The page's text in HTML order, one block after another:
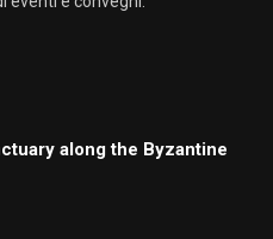
along the Byzantine